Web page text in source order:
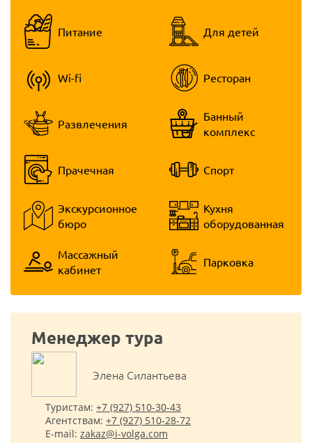
Питание Для детей
Wi-fi Ресторан
Развлечения
Банный
комплекс
Прачечная Спорт
Экскурсионное
бюро
Кухня
оборудованная
Массажный
кабинет
Парковка
Менеджер тура
Элена Cилантьева
Туристам: +7 (927) 510-30-43
Агентствам: +7 (927) 510-28-72
E-mail: zakaz@i-volga.com